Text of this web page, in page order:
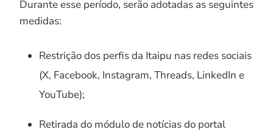
Durante esse período, serão adotadas as seguintes
medidas:
Restrição dos perfis da Itaipu nas redes sociais
(X, Facebook, Instagram, Threads, LinkedIn e
YouTube);
Retirada do módulo de notícias do portal